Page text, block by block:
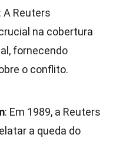
: A Reuters
na cobertura
fornecendo
o conflito.
: Em 1989, a Reuters
a queda do